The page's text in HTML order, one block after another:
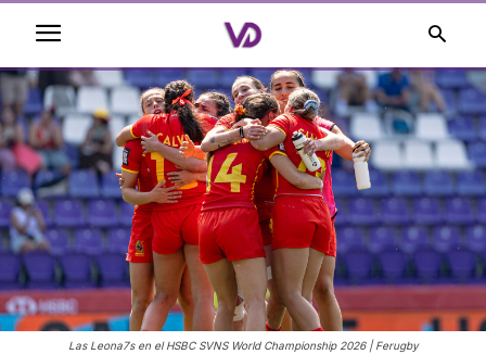
Las Leona7s en el HSBC SVNS World Championship 2026 | Ferugby